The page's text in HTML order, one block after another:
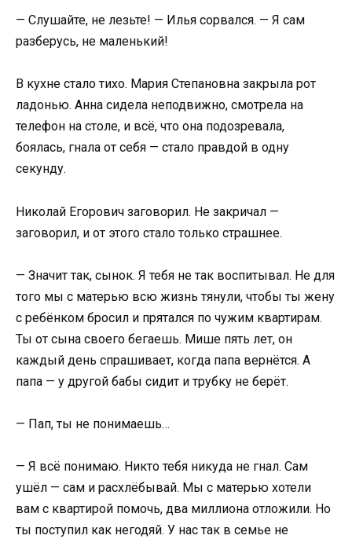
— Слушайте, не лезьте! — Илья сорвался. — Я сам
разберусь, не маленький!
В кухне стало тихо. Мария Степановна закрыла рот
ладонью. Анна сидела неподвижно, смотрела на
телефон на столе, и всё, что она подозревала,
боялась, гнала от себя — стало правдой в одну
секунду.
Николай Егорович заговорил. Не закричал —
заговорил, и от этого стало только страшнее.
— Значит так, сынок. Я тебя не так воспитывал. Не для
того мы с матерью всю жизнь тянули, чтобы ты жену
с ребёнком бросил и прятался по чужим квартирам.
Ты от сына своего бегаешь. Мише пять лет, он
каждый день спрашивает, когда папа вернётся. А
папа — у другой бабы сидит и трубку не берёт.
— Пап, ты не понимаешь…
— Я всё понимаю. Никто тебя никуда не гнал. Сам
ушёл — сам и расхлёбывай. Мы с матерью хотели
вам с квартирой помочь, два миллиона отложили. Но
ты поступил как негодяй. У нас так в семье не